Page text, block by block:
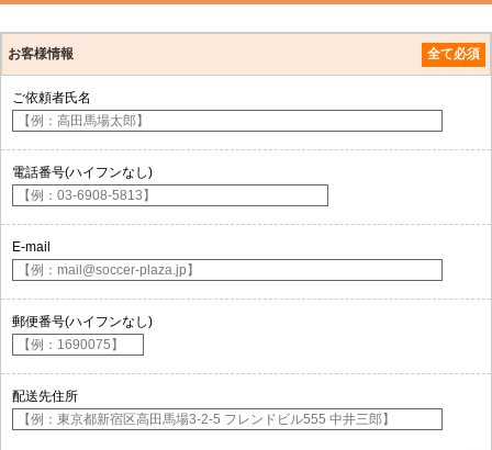
お客様情報 全て必須
ご依頼者氏名
電話番号(ハイフンなし)
E-mail
郵便番号(ハイフンなし)
配送先住所